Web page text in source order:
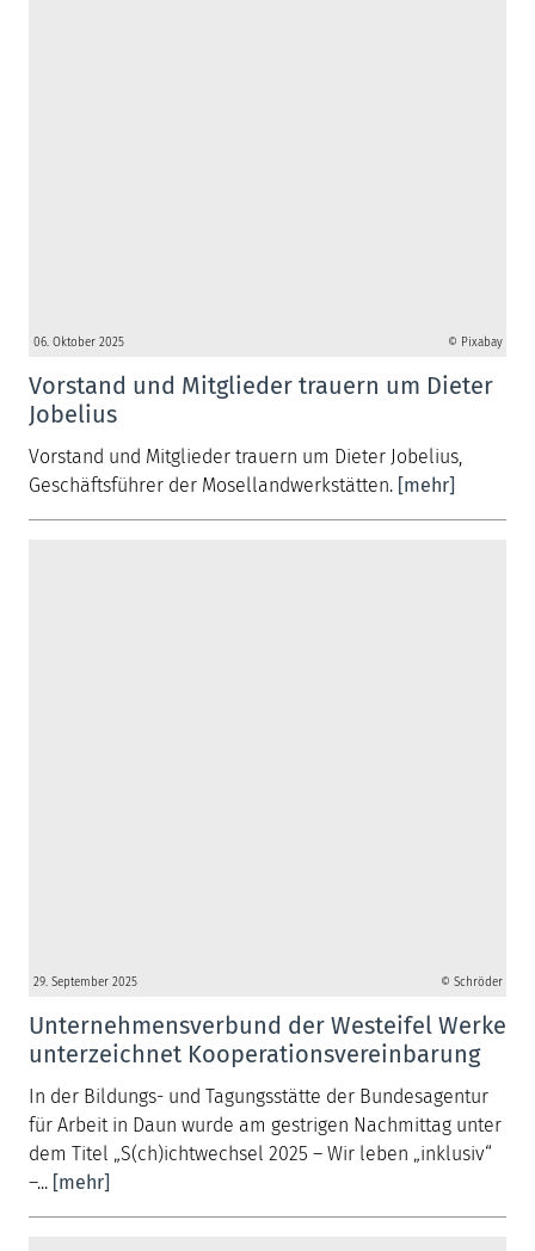
06. Oktober 2025 © Pixabay
Vorstand und Mitglieder trauern um Dieter
Jobelius
Vorstand und Mitglieder trauern um Dieter Jobelius,
Geschäftsführer der Mosellandwerkstätten. [mehr]
29. September 2025 © Schröder
Unternehmensverbund der Westeifel Werke
unterzeichnet Kooperationsvereinbarung
In der Bildungs- und Tagungsstätte der Bundesagentur
für Arbeit in Daun wurde am gestrigen Nachmittag unter
dem Titel „S(ch)ichtwechsel 2025 – Wir leben „inklusiv“
–... [mehr]